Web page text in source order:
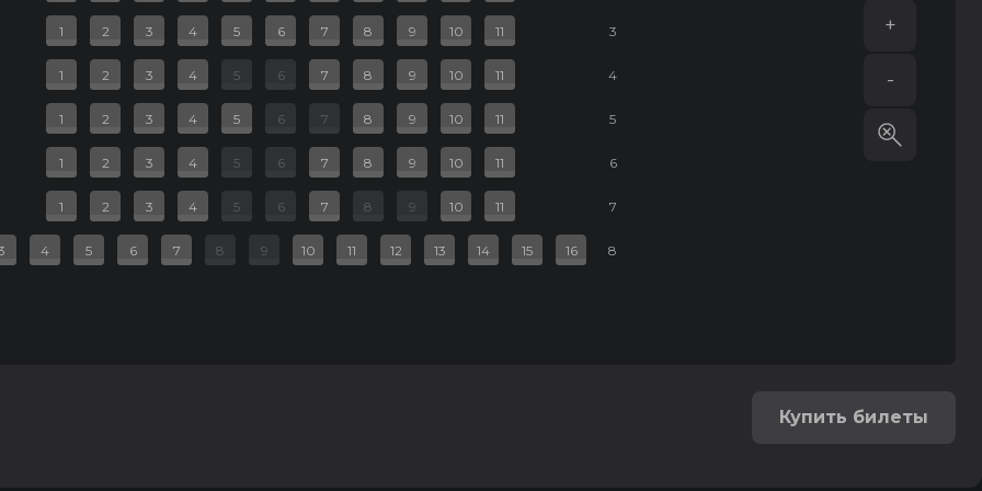
фэнтези
+
-
1 10 11
2 3 4 5 6 7 8 9
1 10 11
2 3 4 5 6 7 8 9
1 10 11
2 3 4 5 6 7 8 9
1 10 11
2 3 4 5 6 7 8 9
1 10 11
2 3 4 5 6 7 8 9
10 11 12 13 14 15 16
4 5 6 7 8 9
3
4
5
6
7
8
Купить билеты